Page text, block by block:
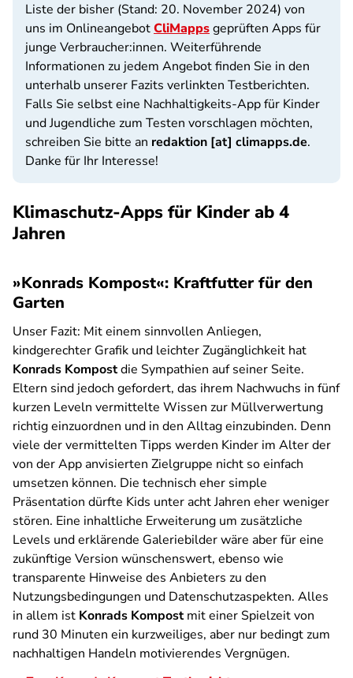
Liste der bisher (Stand: 20. November 2024) von
uns im OnlineangebotCliMappsgeprüften Apps für
junge Verbraucher:innen. Weiterführende
Informationen zu jedem Angebot finden Sie in den
unterhalb unserer Fazits verlinkten Testberichten.
Falls Sie selbst eine Nachhaltigkeits-App für Kinder
und Jugendliche zum Testen vorschlagen möchten,
schreiben Sie bitte an redaktion [at] climapps.de.
Danke für Ihr Interesse!
Klimaschutz-Apps für Kinder ab 4
Jahren
»Konrads Kompost«: Kraftfutter für den
Garten
Unser Fazit: Mit einem sinnvollen Anliegen,
kindgerechter Grafik und leichter Zugänglichkeit hat
Konrads Kompostdie Sympathien auf seiner Seite.
Eltern sind jedoch gefordert, das ihrem Nachwuchs in fünf
kurzen Leveln vermittelte Wissen zur Müllverwertung
richtig einzuordnen und in den Alltag einzubinden. Denn
viele der vermittelten Tipps werden Kinder im Alter der
von der App anvisierten Zielgruppe nicht so einfach
umsetzen können. Die technisch eher simple
Präsentation dürfte Kids unter acht Jahren eher weniger
stören. Eine inhaltliche Erweiterung um zusätzliche
Levels und erklärende Galeriebilder wäre aber für eine
zukünftige Version wünschenswert, ebenso wie
transparente Hinweise des Anbieters zu den
Nutzungsbedingungen und Datenschutzaspekten. Alles
in allem ist Konrads Kompostmit einer Spielzeit von
rund 30 Minuten ein kurzweiliges, aber nur bedingt zum
nachhaltigen Handeln motivierendes Vergnügen.